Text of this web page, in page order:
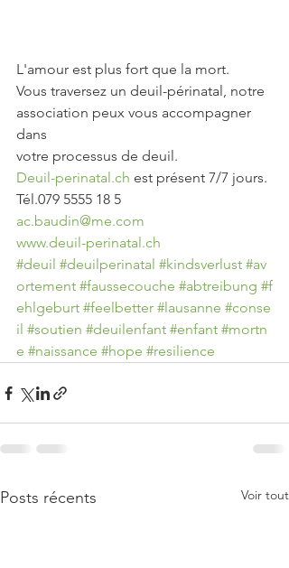
L'amour est plus fort que la mort.
Vous traversez un deuil-périnatal, notre
association peux vous accompagner
dans
votre processus de deuil.
Deuil-perinatal.ch est présent 7/7 jours.
Tél.079 5555 18 5
ac.baudin@me.com
www.deuil-perinatal.ch
#deuil #deuilperinatal #kindsverlust #av
ortement #faussecouche #abtreibung #f
ehlgeburt #feelbetter #lausanne #conse
il #soutien #deuilenfant #enfant #mortn
e #naissance #hope #resilience
Posts récents Voir tout